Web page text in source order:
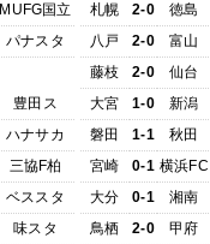
MUFG国立
パナスタ
豊田ス
ハナサカ
三協F柏
ベススタ
味スタ
札幌
2-0
徳島
八戸
2-0
富山
藤枝
2-0
仙台
大宮
1-0
新潟
磐田
1-1
秋田
宮崎
0-1 横浜FC
大分
0-1
湘南
鳥栖
2-0
甲府